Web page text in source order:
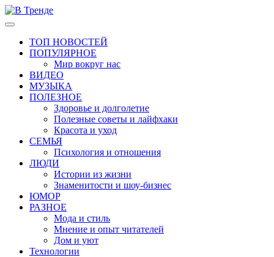
Перейти
к
Основное
ТОП НОВОСТЕЙ
ПОПУЛЯРНОЕ
Мир вокруг нас
ВИДЕО
МУЗЫКА
ПОЛЕЗНОЕ
Здоровье и долголетие
Полезные советы и лайфхаки
Красота и уход
СЕМЬЯ
Психология и отношения
ЛЮДИ
Истории из жизни
Знаменитости и шоу-бизнес
ЮМОР
РАЗНОЕ
Мода и стиль
Мнение и опыт читателей
Дом и уют
Технологии